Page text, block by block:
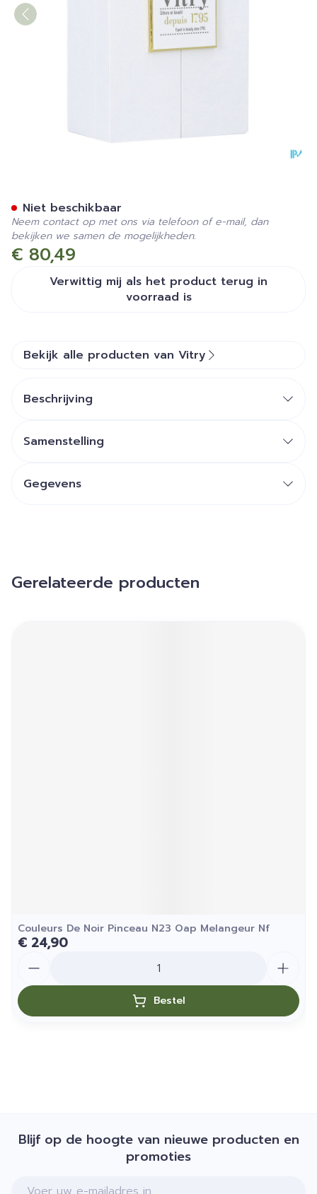
€ 80,49
Verwittig mij als het product terug in
voorraad is
Niet beschikbaar
Neem contact op met ons via telefoon of e-mail, dan
bekijken we samen de mogelijkheden.
Bekijk alle producten van Vitry
Beschrijving
Samenstelling
Gegevens
Gerelateerde producten
Couleurs De Noir Pinceau N23 Oap Melangeur Nf
€ 24,90
Bestel
Blijf op de hoogte van nieuwe producten en
promoties
E-mail adres